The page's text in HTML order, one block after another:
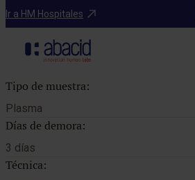
Ir a HM Hospitales
Catálogo de pruebas
TIEMPO DE
Tipo de muestra:
Plasma
Días de demora:
3 días
Técnica: